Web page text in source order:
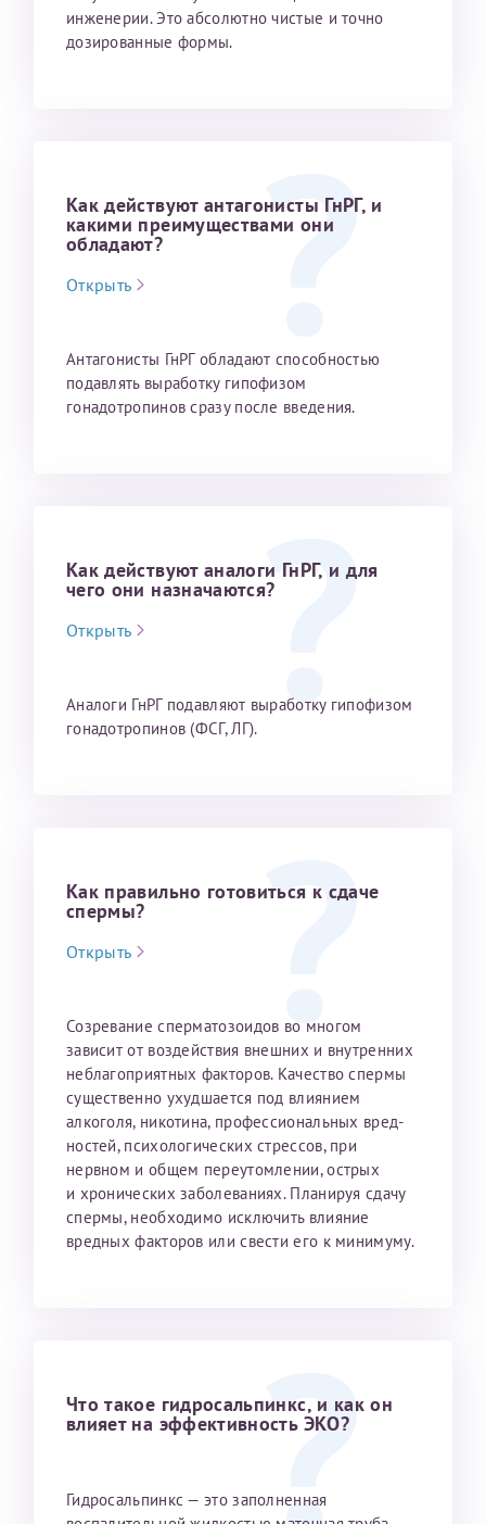
инженерии. Это абсолютно чистые и точно
дозированные формы.
Как действуют антагонисты ГнРГ, и
какими преимуществами они
обладают?
Открыть
Антагонисты ГнРГ обладают способностью
подавлять выработку гипофи­зом
гонадотропинов сразу после введения.
Как действуют аналоги ГнРГ, и для
чего они назначаются?
Открыть
Аналоги ГнРГ подавляют выработку гипофизом
гонадотропинов (ФСГ, ЛГ).
Как правильно готовиться к сдаче
спермы?
Открыть
Созревание сперматозоидов во многом
зависит от воздействия внешних и внутренних
неблагоприятных факторов. Качество спермы
существенно ухудшается под влиянием
алкоголя, никотина, профессиональных вред­
ностей, психологических стрессов, при
нервном и общем переутомлении, острых
и хронических заболеваниях. Планируя сдачу
спермы, необходимо исключить влияние
вредных факторов или свести его к минимуму.
Что такое гидросальпинкс, и как он
влияет на эффективность ЭКО?
Гидросальпинкс — это заполненная
конфиденциальности
Я подтверждаю свое согласие на передачу указанной мной